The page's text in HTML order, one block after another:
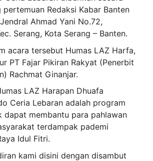
Redaksi Kabar Banten
Ahmad Yani No.72,
Serang, Kota Serang – Banten.
acara tersebut Humas LAZ Harfa,
PT Fajar Pikiran Rakyat (Penerbit
Rachmat Ginanjar.
LAZ Harapan Dhuafa
Ceria Lebaran adalah program
dapat membantu para pahlawan
terdampak pademi
Idul Fitri.
kami disini dengan disambut